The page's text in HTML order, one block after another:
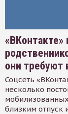
«ВКонтакте»
они требуют
Соцсеть
несколько
близким отпуск